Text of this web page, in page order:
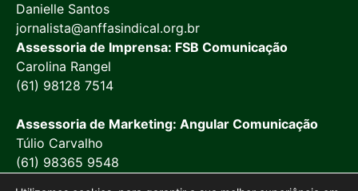
Danielle Santos
jornalista@anffasindical.org.br
Assessoria de Imprensa: FSB Comunicação
Carolina Rangel
(61) 98128 7514
Assessoria de Marketing: Angular Comunicação
Túlio Carvalho
(61) 98365 9548